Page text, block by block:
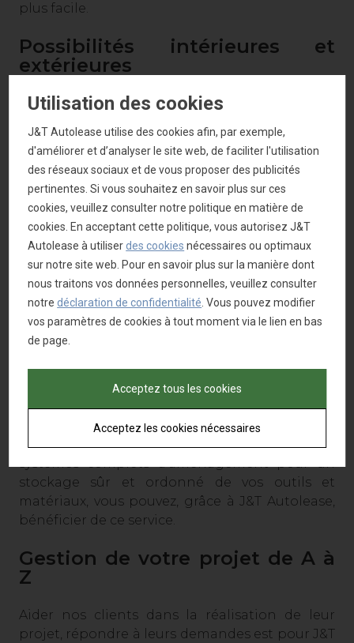
plus facile.
Possibilités intérieures et
extérieures
Vous désirez des barres de protection à l’avant,
protection ou une plus belle image ? Une
galerie de toit pour transporter des volumes
importants? Le montage d’une attache-
remorque? Avec J&T Autolease tout est
réalisable. De plus, nous pouvons vous aider
quand il s’ agit du lettrage de votre véhicule. Du
simple autocollant au lettrage publicitaire,
gravures en couleurs sophistiquées ou
l’emballage complet de votre camionette, tout
est possible.
De la conception optimale à l’amenagement
de votre camionette, nous travaillons avec
plusieurs partenaires spécialisés, ce qui nous
donne la possibilité de vous faire une
proposition sur mesure à des prix avantageux.
Intérieurs personnalisés, systèmes de tiroirs,
parois latérales et revêtements de sol, des
systèmes complets d’amenagement pour un
stockage sûr et ordonné de vos outils et
matériaux, vous pouvez, grâce à J&T Autolease,
bénéficier de ce service.
Gestion de votre projet de A à
Z
Aider nos clients dans la réalisation de leur
projet, répondre à leurs demandes est pour J&T
Utilisation des cookies
J&T Autolease utilise des cookies afin, par exemple,
d'améliorer et d’analyser le site web, de faciliter l'utilisation
des réseaux sociaux et de vous proposer des publicités
pertinentes. Si vous souhaitez en savoir plus sur ces
cookies, veuillez consulter notre politique en matière de
cookies. En acceptant cette politique, vous autorisez J&T
Autolease à utiliserdes cookies nécessaires ou optimaux
sur notre site web. Pour en savoir plus sur la manière dont
nous traitons vos données personnelles, veuillez consulter
notredéclaration de confidentialité . Vous pouvez modifier
vos paramètres de cookies à tout moment via le lien en bas
de page.
Acceptez tous les cookies
Acceptez les cookies nécessaires